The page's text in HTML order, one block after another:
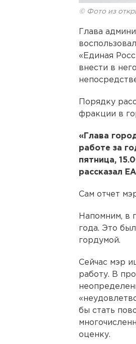
© Фото из
Глава
«Единая
внести в
Порядку
фракции в
«Глава
работе за
пятница,
рассказал
Сам отчет
Напомним, в
года. Это
гордумой.
Сейчас мэр
работу. В
бы стать
оценку.